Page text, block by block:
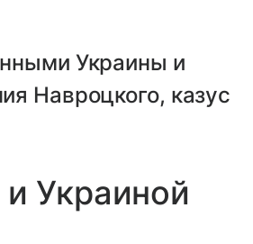
Украины и
Навроцкого, казус
Украиной